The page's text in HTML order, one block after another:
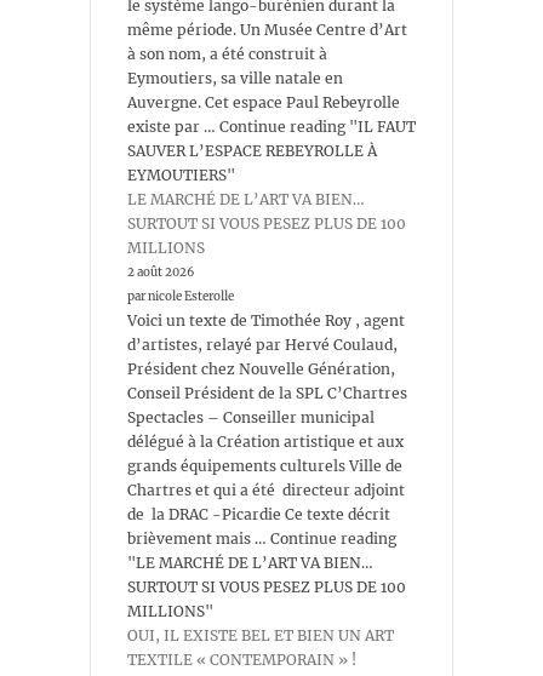
le système lango-burénien durant la
même période. Un Musée Centre d’Art
à son nom, a été construit à
Eymoutiers, sa ville natale en
Auvergne. Cet espace Paul Rebeyrolle
existe par … Continue reading "IL FAUT
SAUVER L’ESPACE REBEYROLLE À
EYMOUTIERS"
LE MARCHÉ DE L’ART VA BIEN…
SURTOUT SI VOUS PESEZ PLUS DE 100
MILLIONS
2 août 2026
par nicole Esterolle
Voici un texte de Timothée Roy , agent
d’artistes, relayé par Hervé Coulaud,
Président chez Nouvelle Génération,
Conseil Président de la SPL C’Chartres
Spectacles – Conseiller municipal
délégué à la Création artistique et aux
grands équipements culturels Ville de
Chartres et qui a été directeur adjoint
de la DRAC -Picardie Ce texte décrit
brièvement mais … Continue reading
"LE MARCHÉ DE L’ART VA BIEN…
SURTOUT SI VOUS PESEZ PLUS DE 100
MILLIONS"
OUI, IL EXISTE BEL ET BIEN UN ART
TEXTILE « CONTEMPORAIN » !